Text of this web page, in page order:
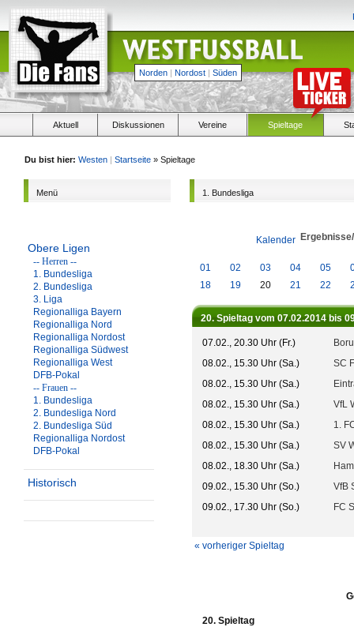
Norden | Nordost | Süden
Aktuell Diskussionen Vereine Spieltage
Du bist hier: Westen | Startseite » Spieltage
Menü
Obere Ligen
-- Herren --
1. Bundesliga
2. Bundesliga
3. Liga
Regionalliga Bayern
Regionalliga Nord
Regionalliga Nordost
Regionalliga Südwest
Regionalliga West
DFB-Pokal
-- Frauen --
1. Bundesliga
2. Bundesliga Nord
2. Bundesliga Süd
Regionalliga Nordost
DFB-Pokal
Historisch
1. Bundesliga
Kalender
01 02 03 04 05
18
19 20 21 22
20. Spieltag vom 07.02.2014 bis
07.02., 20.30 Uhr (Fr.)
08.02., 15.30 Uhr (Sa.)
SC
08.02., 15.30 Uhr (Sa.)
08.02., 15.30 Uhr (Sa.)
VfL
08.02., 15.30 Uhr (Sa.)
1.
08.02., 15.30 Uhr (Sa.)
SV
08.02., 18.30 Uhr (Sa.)
09.02., 15.30 Uhr (So.)
VfB
09.02., 17.30 Uhr (So.)
FC
« vorheriger Spieltag
20. Spieltag